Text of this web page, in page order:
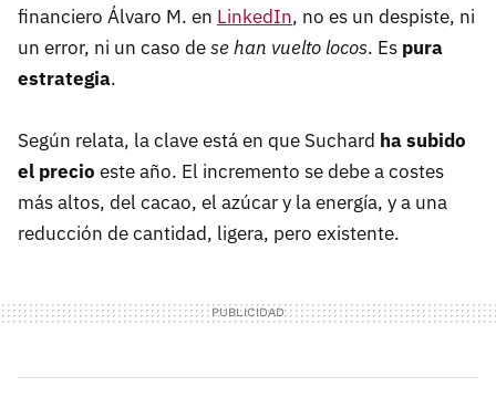
financiero Álvaro M. en LinkedIn, no es un despiste, ni
un error, ni un caso dese han vuelto locos. Es pura
estrategia.
Según relata, la clave está en que Suchard ha subido
el precio este año. El incremento se debe a costes
más altos, del cacao, el azúcar y la energía, y a una
reducción de cantidad, ligera, pero existente.